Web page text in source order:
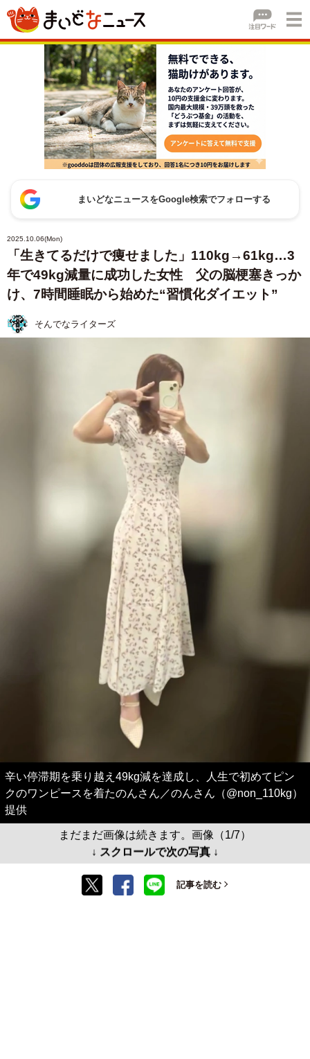
まいどなニュースをGoogle検索でフォローする
2025.10.06(Mon)
「生きてるだけで痩せました」110kg→61kg…3
年で49kg減量に成功した女性 父の脳梗塞きっか
け、7時間睡眠から始めた“習慣化ダイエット”
そんでなライターズ
辛い停滞期を乗り越え49kg減を達成し、人生で初めてピン
クのワンピースを着たのんさん／のんさん（@non_110kg）
提供
まだまだ画像は続きます。画像（1/7）
↓ スクロールで次の写真 ↓
記事を読む